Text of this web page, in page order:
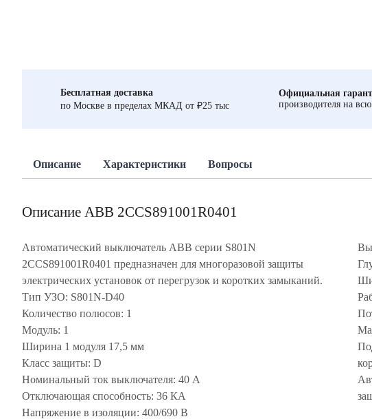
Бесплатная доставка
по Москве в пределах МКАД от ₽25 тыс
Официальная
производителя на
Описание Характеристики Вопросы
Описание ABB 2CCS891001R0401
Автоматический выключатель ABB серии S801N
2CCS891001R0401 предназначен для многоразовой защиты
электрических установок от перегрузок и коротких замыканий.
Тип УЗО: S801N-D40
Количество полюсов: 1
Модуль: 1
Ширина 1 модуля 17,5 мм
Класс защиты: D
Номинальный ток выключателя: 40 А
Отключающая способность: 36 КА
Напряжение в изоляции: 400/690 В